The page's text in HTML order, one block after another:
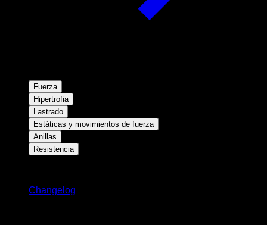
Fuerza
Hipertrofia
Lastrado
Estáticas y movimientos de fuerza
Anillas
Resistencia
Changelog